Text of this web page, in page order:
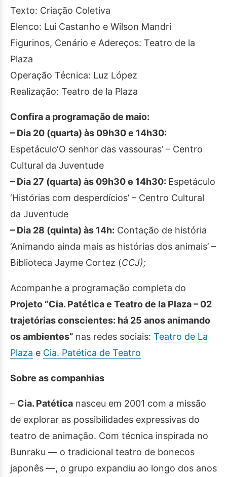
Texto: Criação Coletiva
Elenco: Lui Castanho e Wilson Mandri
Figurinos, Cenário e Adereços: Teatro de la
Plaza
Operação Técnica: Luz López
Realização: Teatro de la Plaza
Confira a programação de maio:
– Dia 20 (quarta) às 09h30 e 14h30:
Espetáculo‘O senhor das vassouras’ – Centro
Cultural da Juventude
– Dia 27 (quarta) às 09h30 e 14h30: Espetáculo
‘Histórias com desperdícios’ – Centro Cultural
da Juventude
– Dia 28 (quinta) às 14h: Contação de história
‘Animando ainda mais as histórias dos animais’ –
Biblioteca Jayme Cortez (CCJ);
Acompanhe a programação completa do
Projeto “Cia. Patética e Teatro de la Plaza – 02
trajetórias conscientes: há 25 anos animando
os ambientes” nas redes sociais: Teatro de La
Plaza e Cia. Patética de Teatro
Sobre as companhias
– Cia. Patética nasceu em 2001 com a missão
de explorar as possibilidades expressivas do
teatro de animação. Com técnica inspirada no
Bunraku — o tradicional teatro de bonecos
japonês —, o grupo expandiu ao longo dos anos